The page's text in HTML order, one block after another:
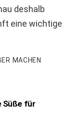
deshalb
eine wichtige
MACHEN
Süße für